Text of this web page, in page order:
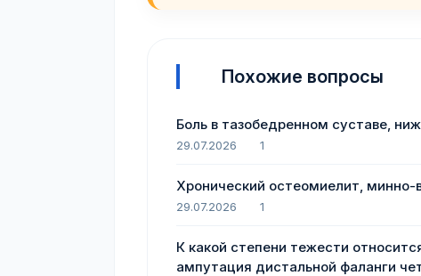
Похожие вопросы
Боль в тазобедренном суставе,
29.07.2026 1
Хронический остеомиелит, минно-
29.07.2026 1
К какой степени тежести
ампутация дистальной фаланги